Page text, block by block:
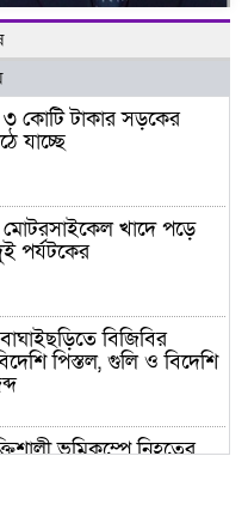
৩ কোটি টাকার সড়কের
যাচ্ছে
মোটরসাইকেল খাদে পড়ে
পর্যটকের
বাঘাইছড়িতে বিজিবির
পিস্তল, গুলি ও বিদেশি
ভূমিকম্পে নিহতের